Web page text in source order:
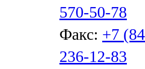
570-50-78
Факс: +7
236-12-83